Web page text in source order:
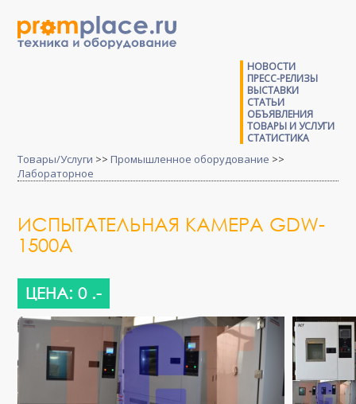
НОВОСТИ
ПРЕСС-РЕЛИЗЫ
ВЫСТАВКИ
СТАТЬИ
ОБЪЯВЛЕНИЯ
ТОВАРЫ И УСЛУГИ
СТАТИСТИКА
Товары/Услуги >> Промышленное оборудование >>
Лабораторное
ИСПЫТАТЕЛЬНАЯ КАМЕРА GDW-
1500A
ЦЕНА: 0 .-